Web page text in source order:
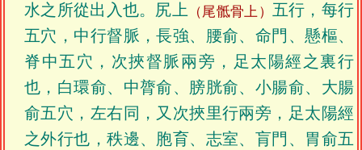
水之所從出入也。尻上
（尾骶骨上） 五行，每行
五穴，中行督脈，長強、腰俞、命門、懸樞、
脊中五穴，次挾督脈兩旁，足太陽經之裏行
也，白環俞、中膂俞、膀胱俞、小腸俞、大腸
俞五穴，左右同，又次挾里行兩旁，足太陽經
之外行也，秩邊、胞育、志室、肓門、胃俞五